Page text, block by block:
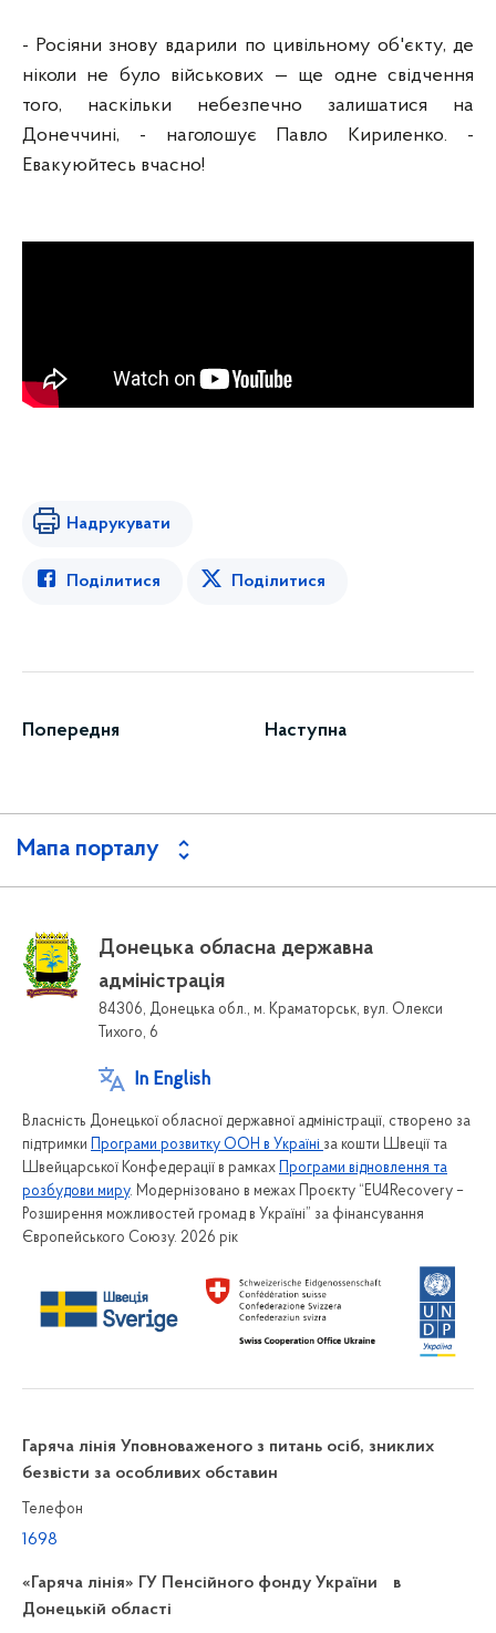
- Росіяни знову вдарили по цивільному об'єкту, де
ніколи не було військових — ще одне свідчення
того, наскільки небезпечно залишатися на
Донеччині, - наголошує Павло Кириленко. -
Евакуюйтесь вчасно!
Надрукувати
Поділитися Поділитися
Попередня Наступна
Мапа порталу
Донецька обласна державна
адміністрація
84306, Донецька обл., м. Краматорськ, вул. Олекси
Тихого, 6
In English
Власність Донецької обласної державної адміністрації, створено за
підтримки Програми розвитку ООН в Україні за кошти Швеції та
Швейцарської Конфедерації в рамках Програми відновлення та
розбудови миру. Модернізовано в межах Проєкту “EU4Recovery –
Розширення можливостей громад в Україні” за фінансування
Європейського Союзу. 2026 рік
Гаряча лінія Уповноваженого з питань осіб, зниклих
безвісти за особливих обставин
Телефон
1698
«Гаряча лінія» ГУ Пенсійного фонду України в
Донецькій області